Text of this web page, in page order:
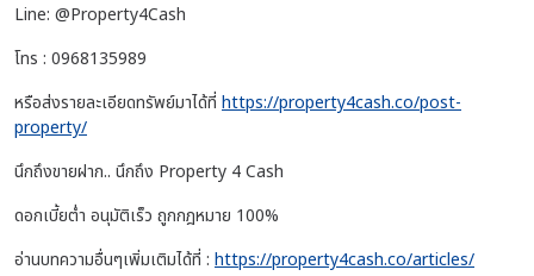
Line: @Property4Cash
โทร : 0968135989
หรือส่งรายละเอียดทรัพย์มาได้ที่ https://property4cash.co/post-
property/
นึกถึงขายฝาก.. นึกถึง Property 4 Cash
ดอกเบี้ยต่ำ อนุมัติเร็ว ถูกกฎหมาย 100%
อ่านบทความอื่นๆเพิ่มเติมได้ที่ : https://property4cash.co/articles/